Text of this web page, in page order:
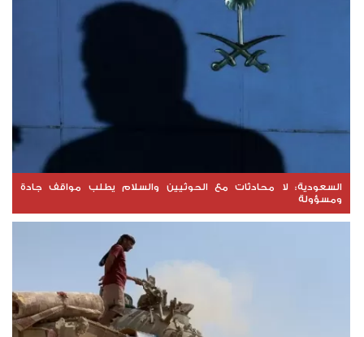
السعودية: لا محادثات مع الحوثيين والسلام يطلب مواقف جادة
ومسؤولة